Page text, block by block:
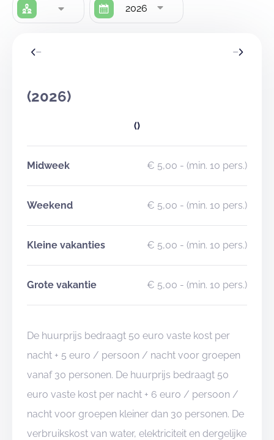
2026
(2026)
()
Midweek € 5,00 - (min. 10 pers.)
Weekend € 5,00 - (min. 10 pers.)
Kleine vakanties € 5,00 - (min. 10 pers.)
Grote vakantie € 5,00 - (min. 10 pers.)
De huurprijs bedraagt 50 euro vaste kost per
nacht + 5 euro / persoon / nacht voor groepen
vanaf 30 personen. De huurprijs bedraagt 50
euro vaste kost per nacht + 6 euro / persoon /
nacht voor groepen kleiner dan 30 personen. De
verbruikskost van water, elektriciteit en dergelijke